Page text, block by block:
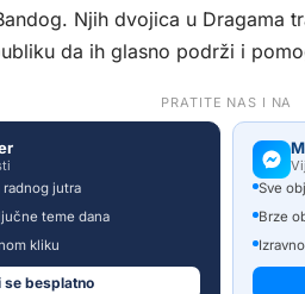
Njih dvojica u Dragama
da ih glasno podrži i
PRATITE NAS I NA
radnog jutra
teme dana
kliku
se besplatno
Sve
Brze